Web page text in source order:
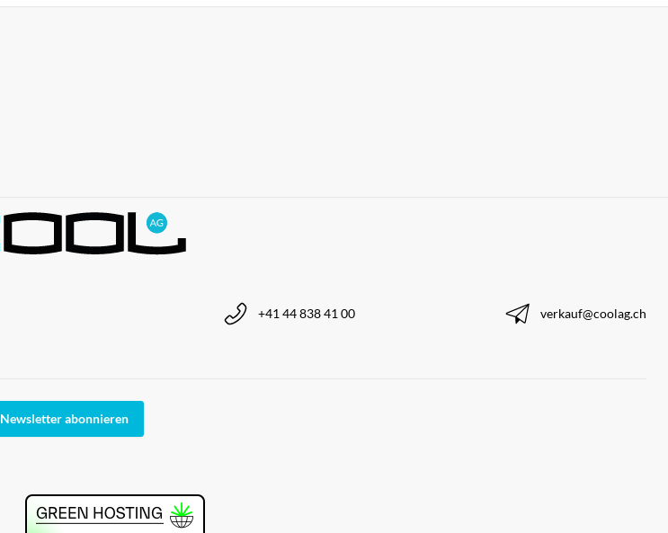
+41 44 838 41 00 verkauf@coolag.ch
Newsletter abonnieren